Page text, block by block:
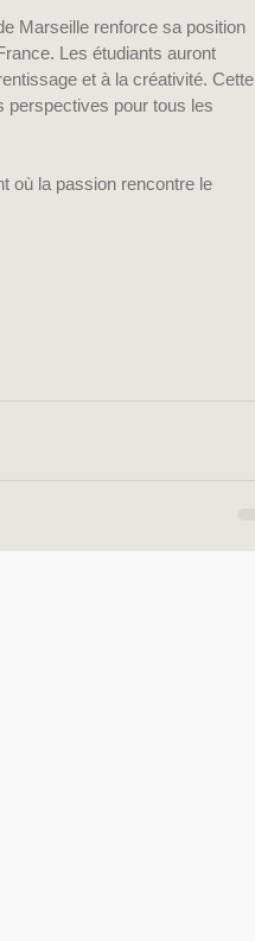
Marseille renforce sa position
Les étudiants auront
et à la créativité. Cette
perspectives pour tous les
où la passion rencontre le